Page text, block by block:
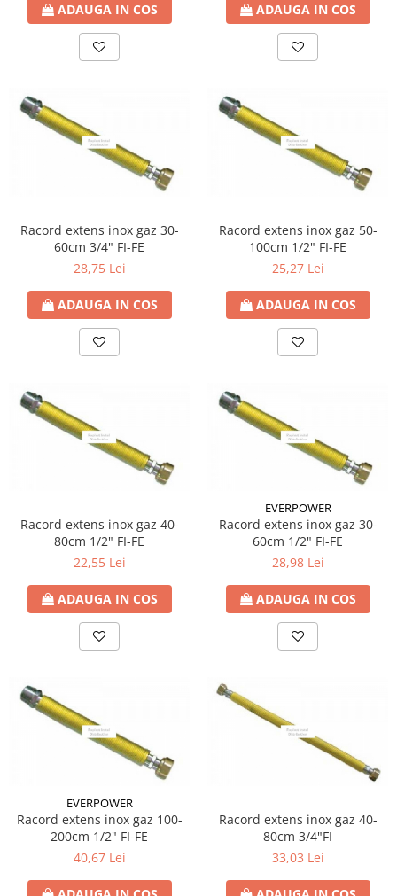
ADAUGA IN COS ADAUGA IN COS
Racord extens inox gaz 30-
60cm 3/4" FI-FE
28,75 Lei
ADAUGA IN COS
Racord extens inox gaz 50-
100cm 1/2" FI-FE
25,27 Lei
ADAUGA IN COS
Racord extens inox gaz 40-
80cm 1/2" FI-FE
22,55 Lei
ADAUGA IN COS
EVERPOWER
Racord extens inox gaz 30-
60cm 1/2" FI-FE
28,98 Lei
ADAUGA IN COS
EVERPOWER
Racord extens inox gaz 100-
200cm 1/2" FI-FE
40,67 Lei
Racord extens inox gaz 40-
80cm 3/4"FI
33,03 Lei